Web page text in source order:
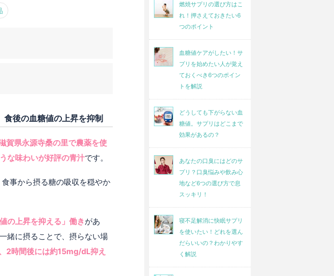
後の血糖値の上昇を抑制
賀県永源寺桑の里で農薬を使
な味わいが好評の青汁です。
事から摂る糖の吸収を穏やか
の上昇を抑える」働きがあ
緒に摂ることで、摂らない場
2時間後には約15mg/dL抑え
燃焼サプリの選び方はこ
れ！押さえておきたい6
つのポイント
血糖値ケアがしたい！サ
プリを始めたい人が覚え
ておくべき6つのポイン
トを解説
どうしても下がらない血
糖値。サプリはどこまで
効果があるの？
あなたの口臭にはどのサ
プリ？口臭悩みや飲み心
地など6つの選び方で息
スッキリ！
寝不足解消に快眠サプリ
を使いたい！どれを選ん
だらいいの？わかりやす
く解説